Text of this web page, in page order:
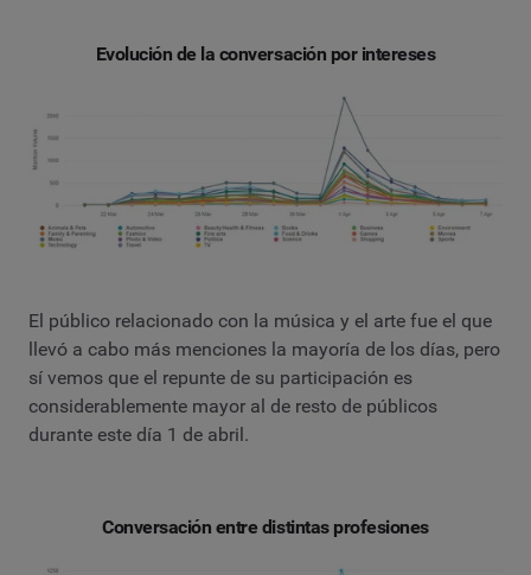
Evolución de la conversación por intereses
El público relacionado con la música y el arte fue el que
llevó a cabo más menciones la mayoría de los días, pero
sí vemos que el repunte de su participación es
considerablemente mayor al de resto de públicos
durante este día 1 de abril.
Conversación entre distintas profesiones